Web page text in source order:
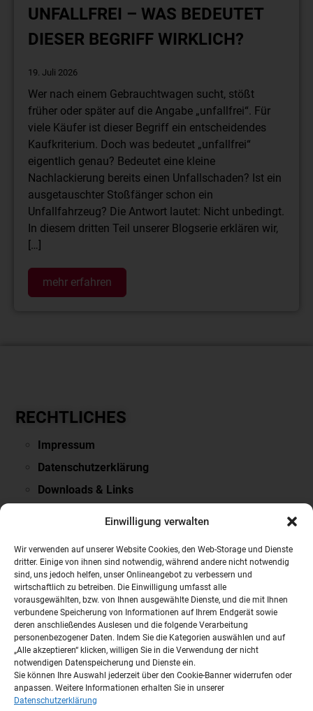
Einwilligung verwalten
Wir verwenden auf unserer Website Cookies, den Web-Storage und Dienste
dritter. Einige von ihnen sind notwendig, während andere nicht notwendig
sind, uns jedoch helfen, unser Onlineangebot zu verbessern und
wirtschaftlich zu betreiben. Die Einwilligung umfasst alle
vorausgewählten, bzw. von Ihnen ausgewählte Dienste, und die mit Ihnen
verbundene Speicherung von Informationen auf Ihrem Endgerät sowie
deren anschließendes Auslesen und die folgende Verarbeitung
personenbezogener Daten. Indem Sie die Kategorien auswählen und auf
„Alle akzeptieren“ klicken, willigen Sie in die Verwendung der nicht
notwendigen Datenspeicherung und Dienste ein.
Sie können Ihre Auswahl jederzeit über den Cookie-Banner widerrufen oder
anpassen. Weitere Informationen erhalten Sie in unserer
Datenschutzerklärung
UNFALLFREI – WAS BEDEUTET
DIESER BEGRIFF WIRKLICH?
19. Juli 2026
Wer nach einem Gebrauchtwagen sucht, stößt
früher oder später auf die Angabe „unfallfrei“. Für
viele Käufer ist dieser Begriff ein entscheidendes
Kaufkriterium. Doch was bedeutet „unfallfrei“
eigentlich genau? Bedeutet eine kleine
Nachlackierung bereits einen Unfallschaden? Ist ein
ausgetauschter Stoßfänger schon ein
Unfallfahrzeug? Die Antwort lautet: Nicht unbedingt.
In diesem dritten Teil unserer Blogserie erklären wir,
[…]
mehr erfahren
RECHTLICHES
Impressum
Datenschutzerklärung
Downloads & Links
PARTNERSEITEN
VOLVO
NISSAN
Mobile.de
Auto Scout24
Autobörse